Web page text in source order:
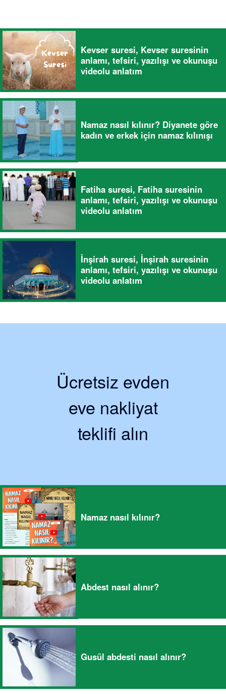
Kevser suresi, Kevser suresinin
anlamı, tefsiri, yazılışı ve okunuşu
videolu anlatım
Namaz nasıl kılınır? Diyanete göre
kadın ve erkek için namaz kılınışı
Fatiha suresi, Fatiha suresinin
anlamı, tefsiri, yazılışı ve okunuşu
videolu anlatım
İnşirah suresi, İnşirah suresinin
anlamı, tefsiri, yazılışı ve okunuşu
videolu anlatım
Ücretsiz evden
eve nakliyat
teklifi alın
Namaz nasıl kılınır?
Abdest nasıl alınır?
Gusül abdesti nasıl alınır?